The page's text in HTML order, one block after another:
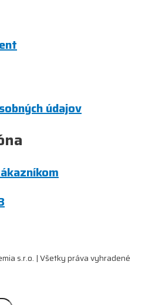
údajov
s.r.o. | Všetky práva vyhradené